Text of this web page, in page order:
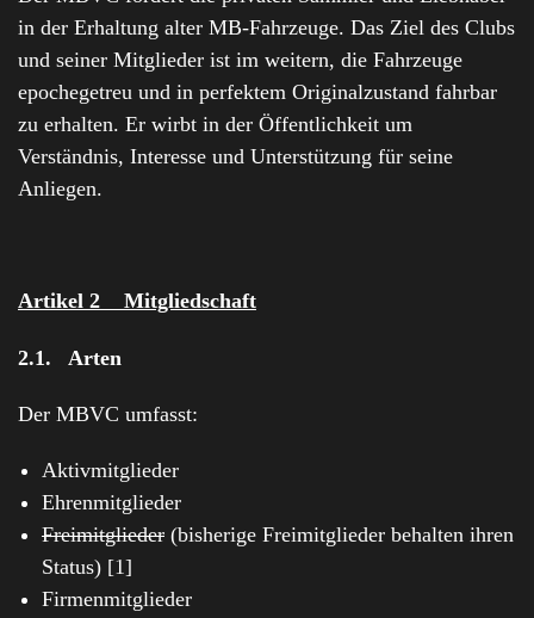
in der Erhaltung alter MB-Fahrzeuge. Das Ziel des Clubs
und seiner Mitglieder ist im weitern, die Fahrzeuge
epochegetreu und in perfektem Originalzustand fahrbar
zu erhalten. Er wirbt in der Öffentlichkeit um
Verständnis, Interesse und Unterstützung für seine
Anliegen.
Artikel 2 Mitgliedschaft
2.1. Arten
Der MBVC umfasst:
Aktivmitglieder
Ehrenmitglieder
Freimitglieder (bisherige Freimitglieder behalten ihren
Status) [1]
Firmenmitglieder